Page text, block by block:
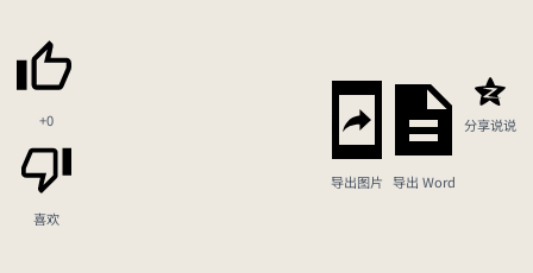
+0
喜欢
导出图片 导出 Word
分享说说